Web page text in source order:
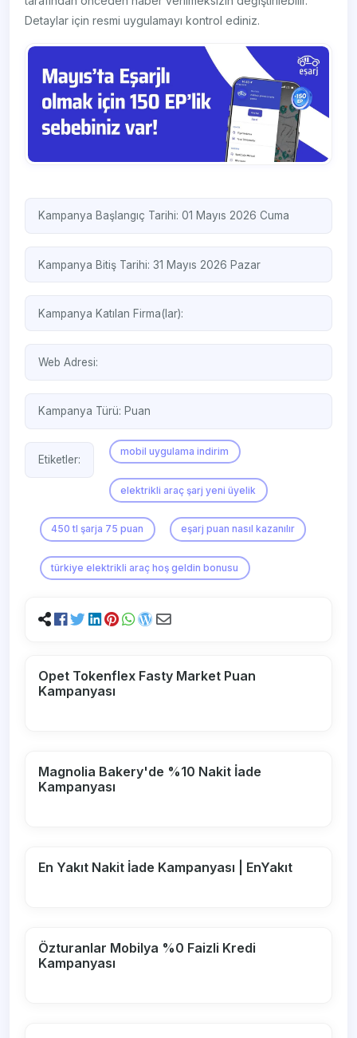
Detaylar için resmi uygulamayı kontrol ediniz.
Kampanya Başlangıç Tarihi: 01 Mayıs 2026 Cuma
Kampanya Bitiş Tarihi: 31 Mayıs 2026 Pazar
Kampanya Katılan Firma(lar):
Web Adresi:
Kampanya Türü: Puan
Etiketler:
mobil uygulama indirim
elektrikli araç şarj yeni üyelik
450 tl şarja 75 puan eşarj puan nasıl kazanılır
türkiye elektrikli araç hoş geldin bonusu
Opet Tokenflex Fasty Market Puan
Kampanyası
Magnolia Bakery'de %10 Nakit İade
Kampanyası
En Yakıt Nakit İade Kampanyası | EnYakıt
Özturanlar Mobilya %0 Faizli Kredi
Kampanyası